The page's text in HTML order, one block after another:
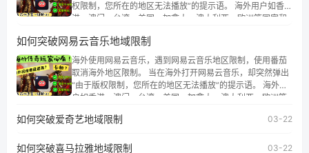
权限制，您所在的地区无法播放”的提示语。 海外用户如香
港、澳门、台湾、美国、加拿大、澳大利亚、欧洲等国家和
权限制问题，且仅能在中国大陆地区播放。 遇到这个问题的
朋友们，使用番茄回国加速器，即可解决「海外用户收听腾
讯视频地区版权限制」的问题，无论人在香港、澳门、台
湾、美国、加拿大、澳大利亚、欧洲等国家和地区工作、留
学、定居等，都可以使用，不再因地区和版权限制所困扰。
如何突破网易云音乐地域限制
海外使用网易云音乐，遇到网易云音乐地区限制，使用番茄
取消海外地区限制。 当在海外打开网易云音乐，却突然弹出
“由于版权限制，您所在的地区无法播放”的提示语。 海外用
户如香港、澳门、台湾、美国、加拿大、澳大利亚、欧洲等
地区及版权限制问题，且仅能在中国大陆地区播放。 遇到这
户收听网易云音乐地区版权限制」的问题，无论人在香港、
如何突破爱奇艺地域限制 03-22
如何突破喜马拉雅地域限制 03-22